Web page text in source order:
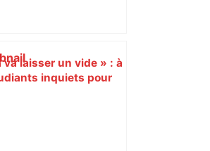
va laisser un vide » : à
inquiets pour